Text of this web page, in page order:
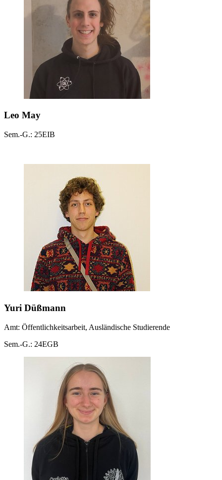
Leo May
Sem.-G.: 25EIB
Yuri Düßmann
Amt: Öffentlichkeitsarbeit, Ausländische Studierende
Sem.-G.: 24EGB